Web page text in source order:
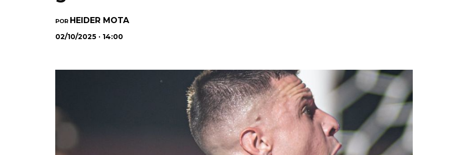
POR HEIDER MOTA
02/10/2025 · 14:00